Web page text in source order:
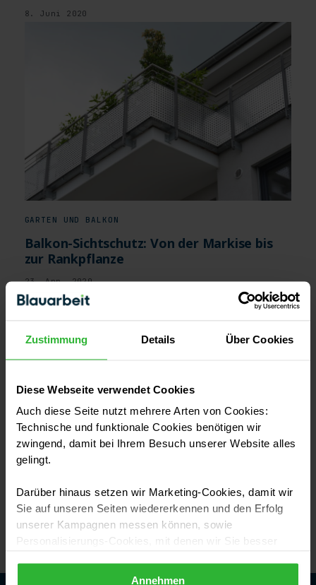
Zustimmung Details Über Cookies
Diese Webseite verwendet Cookies
Auch diese Seite nutzt mehrere Arten von Cookies:
Technische und funktionale Cookies benötigen wir
zwingend, damit bei Ihrem Besuch unserer Website alles
gelingt.
Darüber hinaus setzen wir Marketing-Cookies, damit wir
Sie auf unseren Seiten wiedererkennen und den Erfolg
unserer Kampagnen messen können, sowie
Personalisierungs-Cookies, mit denen wir Sie besser
Annehmen
8. Juni 2020
GARTEN UND BALKON
Balkon-Sichtschutz: Von der Markise bis
zur Rankpflanze
23. Apr. 2020
AUFTRAGGEBER
Markisenarten - für welche Markise soll
ich mich entscheiden?